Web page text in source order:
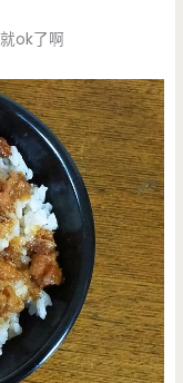
ok了啊